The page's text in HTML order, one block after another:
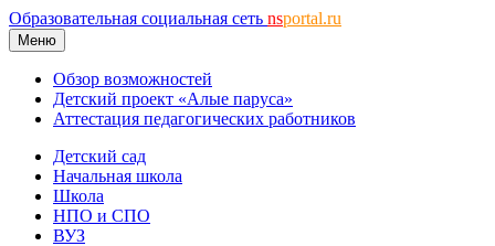
Образовательная социальная сеть nsportal.ru
Меню
Обзор возможностей
Детский проект «Алые паруса»
Аттестация педагогических работников
Детский сад
Начальная школа
Школа
НПО и СПО
ВУЗ